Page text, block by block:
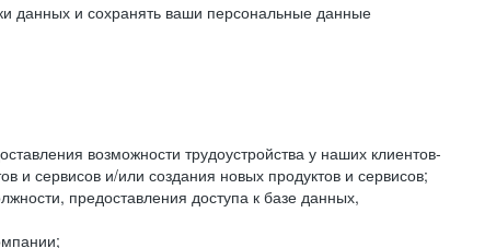
данных и сохранять ваши персональные данные
возможности трудоустройства у наших клиентов-
и сервисов и/или создания новых продуктов и сервисов;
предоставления доступа к базе данных,